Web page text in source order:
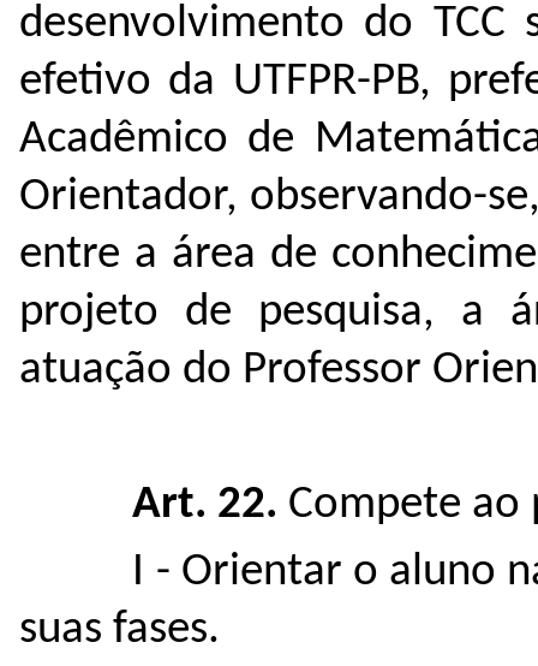
desenvolvimento do
efetivo da UTFPR-PB,
Acadêmico de
Orientador, observando-
entre a área de
projeto de pesquisa, a
atuação do Professor
Art. 22. Compete
I - Orientar o aluno
suas fases.